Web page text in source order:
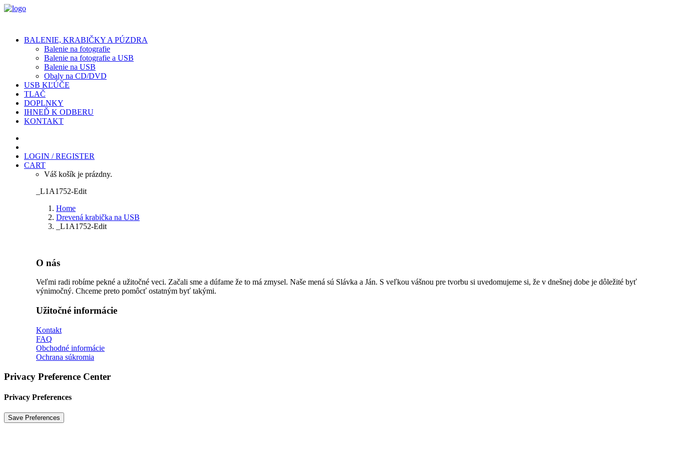
BALENIE, KRABIČKY A PÚZDRA
Balenie na fotografie
Balenie na fotografie a USB
Balenie na USB
Obaly na CD/DVD
USB KĽÚČE
TLAČ
DOPLNKY
IHNEĎ K ODBERU
KONTAKT
LOGIN / REGISTER
CART
Váš košík je prázdny.
_L1A1752-Edit
Home
Drevená krabička na USB
_L1A1752-Edit
O nás
Veľmi radi robíme pekné a užitočné veci. Začali sme a dúfame že to má zmysel. Naše mená sú Slávka a Ján. S veľkou vášnou pre tvorbu si uvedomujeme si, že v dnešnej dobe je dôležité byť
výnimočný. Chceme preto pomôcť ostatným byť takými.
Užitočné informácie
Kontakt
FAQ
Obchodné informácie
Ochrana súkromia
Privacy Preference Center
Privacy Preferences